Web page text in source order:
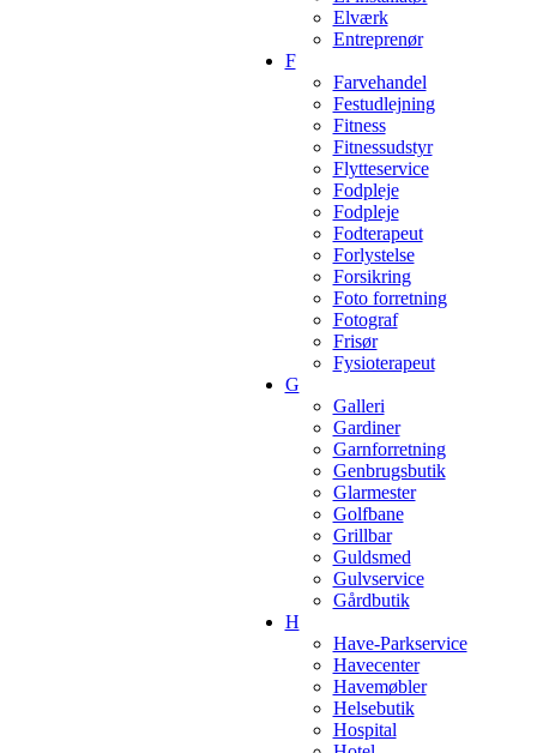
Elværk
Entreprenør
F
Farvehandel
Festudlejning
Fitness
Fitnessudstyr
Flytteservice
Fodpleje
Fodpleje
Fodterapeut
Forlystelse
Forsikring
Foto forretning
Fotograf
Frisør
Fysioterapeut
G
Galleri
Gardiner
Garnforretning
Genbrugsbutik
Glarmester
Golfbane
Grillbar
Guldsmed
Gulvservice
Gårdbutik
H
Have-Parkservice
Havecenter
Havemøbler
Helsebutik
Hospital